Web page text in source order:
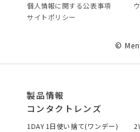
個⼈情報に関する公表事項
サイトポリシー
©
製品情報
コンタクトレンズ
1DAY 1日使い捨て(ワンデー)